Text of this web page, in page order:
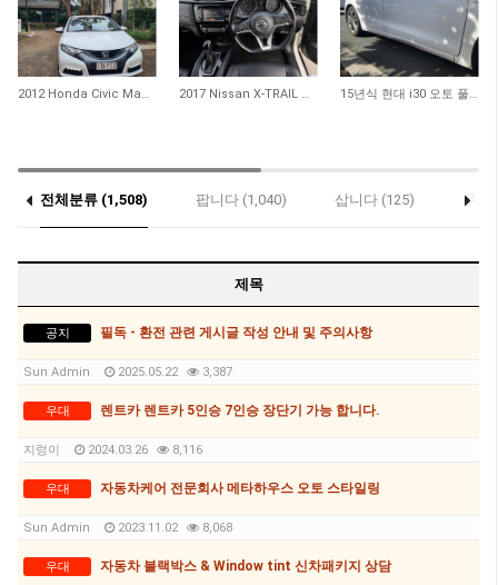
38 2012 Honda Civic Manual 팝니다! 34 2017 Nissan X-TRAIL ST-L 판매합니다 35 15년식 현대 i30 오토 풀옵션 (16만km / RWC완료 / 풀 로그북 / $10,30…
전체분류 (1,508) 팝니다 (1,040) 삽니다 (125) 무료
제목
공지 필독 - 환전 관련 게시글 작성 안내 및 주의사항
Sun Admin 2025.05.22 3,387
우대 렌트카 렌트카 5인승 7인승 장단기 가능 합니다.
지렁이 2024.03.26 8,116
우대 자동차케어 전문회사 메타하우스 오토 스타일링
Sun Admin 2023.11.02 8,068
우대 자동차 블랙박스 & Window tint 신차패키지 상담